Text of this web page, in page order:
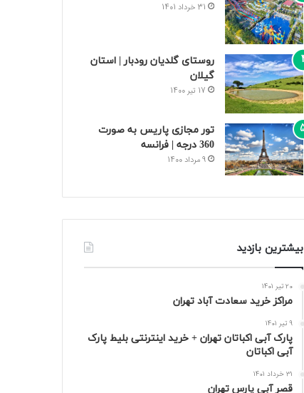
31 خرداد 1401
روستای گلدیان رودبار | استان
گیلان
17 تیر 1400
تور مجازی پاریس به صورت
360 درجه | فرانسه
9 مرداد 1400
بیشترین بازدید
20 تیر 1401
مراکز خرید سعادت‌ آباد تهران
9 تیر 1401
پارک آبی اکباتان تهران + خرید اینترنتی بلیط پارک
آبی اکباتان
31 خرداد 1401
قصر آبی پارس تهران